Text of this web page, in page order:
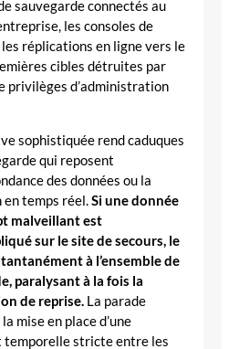
sauvegarde connectés au
les consoles de
réplications en ligne vers le
cibles détruites par
privilèges d’administration
sophistiquée rend caduques
qui reposent
des données ou la
temps réel.Si une donnée
malveillant est
sur le site de secours, le
à l’ensemble de
paralysant à la fois la
de reprise. La parade
mise en place d’une
temporelle stricte entre les